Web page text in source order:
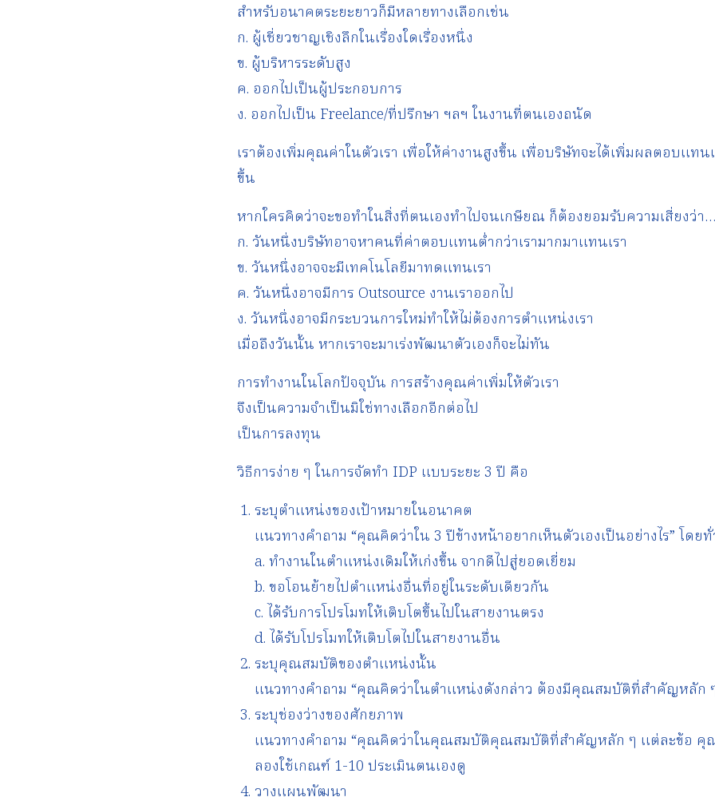
สำหรับอนาคตระยะยาวก็มีหลายทางเลือกเช่น
ก. ผู้เชี่ยวชาญเชิงลึกในเรื่องใดเรื่องหนึ่ง
ข. ผู้บริหารระดับสูง
ค. ออกไปเป็นผู้ประกอบการ
ง. ออกไปเป็น Freelance/ที่ปรึกษา ฯลฯ ในงานที่ตนเองถนัด
เราต้องเพิ่มคุณค่าในตัวเรา เพื่อให้ค่างานสูงขึ้น เพื่อบริษัทจะได้เพิ่มผลตอบแทน
ขึ้น
หากใครคิดว่าจะขอทำในสิ่งที่ตนเองทำไปจนเกษียณ ก็ต้องยอมรับความเสี่ยงว่า…
ก. วันหนึ่งบริษัทอาจหาคนที่ค่าตอบแทนต่ำกว่าเรามากมาแทนเรา
ข. วันหนึ่งอาจจะมีเทคโนโลยีมาทดแทนเรา
ค. วันหนึ่งอาจมีการ Outsource งานเราออกไป
ง. วันหนึ่งอาจมีกระบวนการใหม่ทำให้ไม่ต้องการตำแหน่งเรา
เมื่อถึงวันนั้น หากเราจะมาเร่งพัฒนาตัวเองก็จะไม่ทัน
การทำงานในโลกปัจจุบัน การสร้างคุณค่าเพิ่มให้ตัวเรา
จึงเป็นความจำเป็นมิใช่ทางเลือกอีกต่อไป
เป็นการลงทุน
วิธีการง่าย ๆ ในการจัดทำ IDP แบบระยะ 3 ปี คือ
ระบุตำแหน่งของเป้าหมายในอนาคต
แนวทางคำถาม “คุณคิดว่าใน 3 ปีข้างหน้าอยากเห็นตัวเองเป็นอย่างไร” โดย
a. ทำงานในตำแหน่งเดิมให้เก่งขึ้น จากดีไปสู่ยอดเยี่ยม
b. ขอโอนย้ายไปตำแหน่งอื่นที่อยู่ในระดับเดียวกัน
c. ได้รับการโปรโมทให้เติบโตขึ้นไปในสายงานตรง
d. ได้รับโปรโมทให้เติบโตไปในสายงานอื่น
ระบุคุณสมบัติของตำแหน่งนั้น
แนวทางคำถาม “คุณคิดว่าในตำแหน่งดังกล่าว ต้องมีคุณสมบัติที่สำคัญหลัก ๆ
ระบุช่องว่างของศักยภาพ
แนวทางคำถาม “คุณคิดว่าในคุณสมบัติคุณสมบัติที่สำคัญหลัก ๆ แต่ละข้อ คุ
ลองใช้เกณฑ์ 1-10 ประเมินตนเองดู
วางแผนพัฒนา